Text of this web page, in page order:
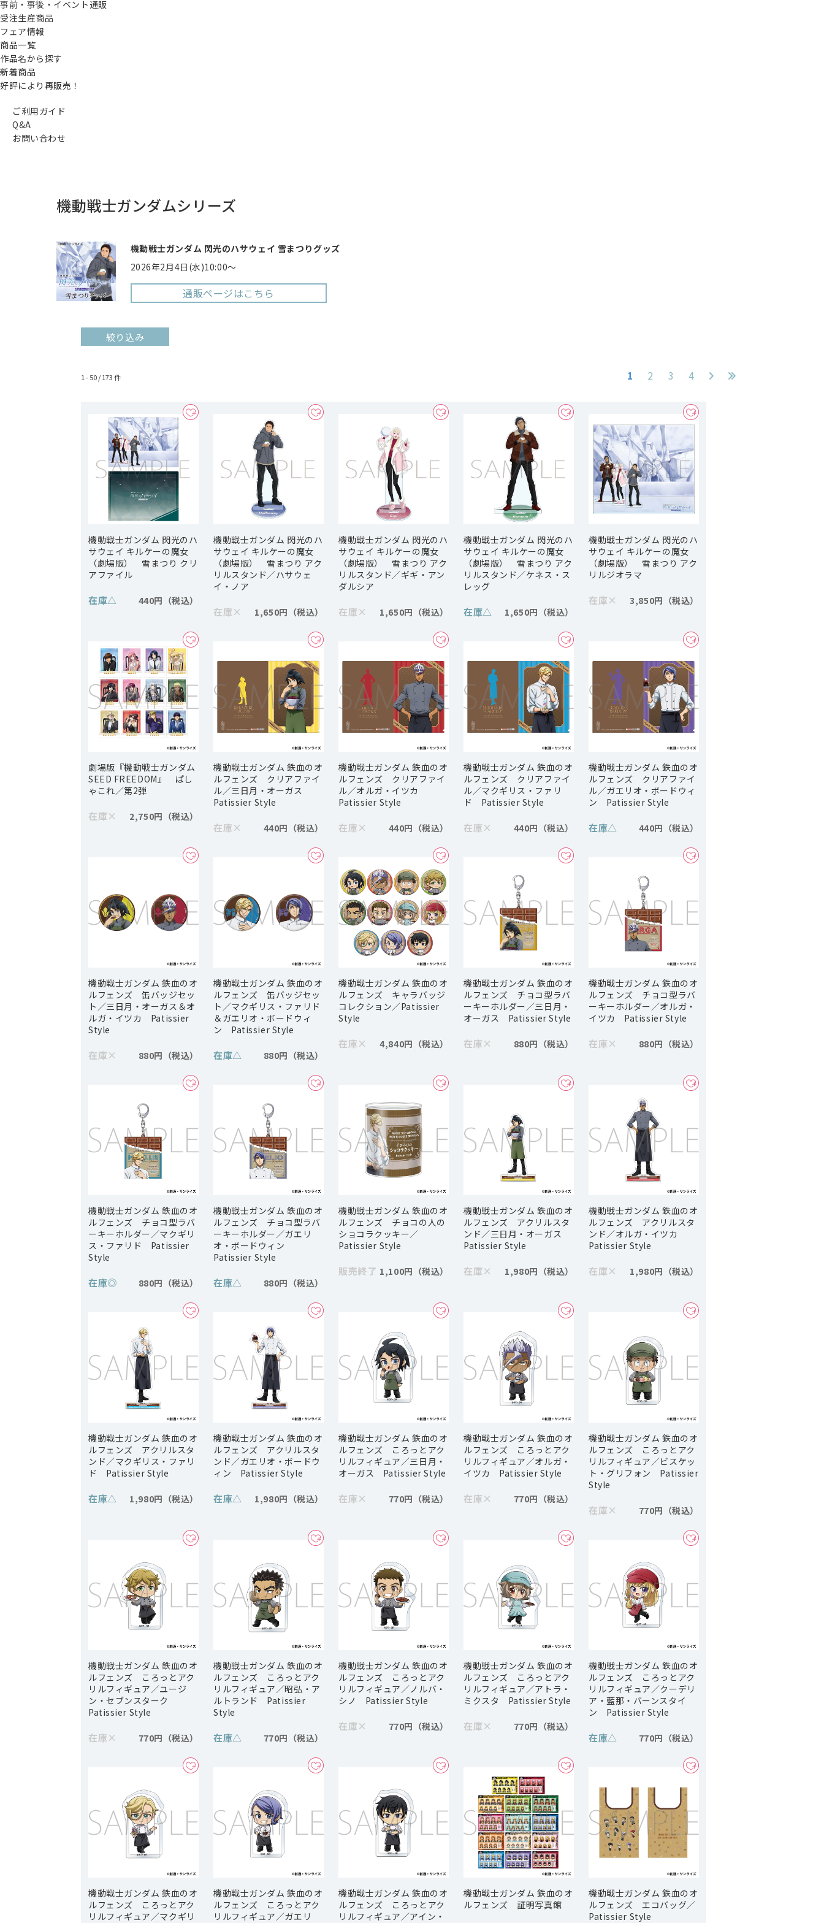
事前・事後・イベント通販
受注生産商品
フェア情報
商品一覧
作品名から探す
新着商品
好評により再販売！
ご利用ガイド
Q&A
お問い合わせ
機動戦士ガンダムシリーズ
機動戦士ガンダム 閃光のハサウェイ 雪まつりグッズ
2026年2月4日(水)10:00～
通販ページはこちら
絞り込み
1 - 50 /173件 1 2 3 4
機動戦士ガンダム 閃光のハ
サウェイ キルケーの魔女
（劇場版） 雪まつり クリ
アファイル
在庫△ 440円
機動戦士ガンダム 閃光のハ
サウェイ キルケーの魔女
（劇場版） 雪まつり アク
リルスタンド／ハサウェ
イ・ノア
在庫× 1,650円
機動戦士ガンダム 閃光のハ
サウェイ キルケーの魔女
（劇場版） 雪まつり アク
リルスタンド／ギギ・アン
ダルシア
在庫× 1,650円
機動戦士ガンダム 閃光のハ
サウェイ キルケーの魔女
（劇場版） 雪まつり アク
リルスタンド／ケネス・ス
レッグ
在庫△ 1,650円
機動戦士ガンダム 閃光のハ
サウェイ キルケーの魔女
（劇場版） 雪まつり アク
リルジオラマ
在庫× 3,850円
劇場版『機動戦士ガンダム
SEED FREEDOM』 ぱし
ゃこれ／第2弾
在庫× 2,750円
機動戦士ガンダム 鉄血のオ
ルフェンズ クリアファイ
ル／三日月・オーガス
Patissier Style
在庫× 440円
機動戦士ガンダム 鉄血のオ
ルフェンズ クリアファイ
ル／オルガ・イツカ
Patissier Style
在庫× 440円
機動戦士ガンダム 鉄血のオ
ルフェンズ クリアファイ
ル／マクギリス・ファリ
ド Patissier Style
在庫× 440円
機動戦士ガンダム 鉄血のオ
ルフェンズ クリアファイ
ル／ガエリオ・ボードウィ
ン Patissier Style
在庫△ 440円
機動戦士ガンダム 鉄血のオ
ルフェンズ 缶バッジセッ
ト／三日月・オーガス＆オ
ルガ・イツカ Patissier
Style
在庫× 880円
機動戦士ガンダム 鉄血のオ
ルフェンズ 缶バッジセッ
ト／マクギリス・ファリド
＆ガエリオ・ボードウィ
ン Patissier Style
在庫△ 880円
機動戦士ガンダム 鉄血のオ
ルフェンズ キャラバッジ
コレクション／Patissier
Style
在庫× 4,840円
機動戦士ガンダム 鉄血のオ
ルフェンズ チョコ型ラバ
ーキーホルダー／三日月・
オーガス Patissier Style
在庫× 880円
機動戦士ガンダム 鉄血のオ
ルフェンズ チョコ型ラバ
ーキーホルダー／オルガ・
イツカ Patissier Style
在庫× 880円
機動戦士ガンダム 鉄血のオ
ルフェンズ チョコ型ラバ
ーキーホルダー／マクギリ
ス・ファリド Patissier
Style
在庫◎ 880円
機動戦士ガンダム 鉄血のオ
ルフェンズ チョコ型ラバ
ーキーホルダー／ガエリ
オ・ボードウィン
Patissier Style
在庫△ 880円
機動戦士ガンダム 鉄血のオ
ルフェンズ チョコの人の
ショコラクッキー／
Patissier Style
販売終了 1,100円
機動戦士ガンダム 鉄血のオ
ルフェンズ アクリルスタ
ンド／三日月・オーガス
Patissier Style
在庫× 1,980円
機動戦士ガンダム 鉄血のオ
ルフェンズ アクリルスタ
ンド／オルガ・イツカ
Patissier Style
在庫× 1,980円
機動戦士ガンダム 鉄血のオ
ルフェンズ アクリルスタ
ンド／マクギリス・ファリ
ド Patissier Style
在庫△ 1,980円
機動戦士ガンダム 鉄血のオ
ルフェンズ アクリルスタ
ンド／ガエリオ・ボードウ
ィン Patissier Style
在庫△ 1,980円
機動戦士ガンダム 鉄血のオ
ルフェンズ ころっとアク
リルフィギュア／三日月・
オーガス Patissier Style
在庫× 770円
機動戦士ガンダム 鉄血のオ
ルフェンズ ころっとアク
リルフィギュア／オルガ・
イツカ Patissier Style
在庫× 770円
機動戦士ガンダム 鉄血のオ
ルフェンズ ころっとアク
リルフィギュア／ビスケッ
ト・グリフォン Patissier
Style
在庫× 770円
機動戦士ガンダム 鉄血のオ
ルフェンズ ころっとアク
リルフィギュア／ユージ
ン・セブンスターク
Patissier Style
在庫× 770円
機動戦士ガンダム 鉄血のオ
ルフェンズ ころっとアク
リルフィギュア／昭弘・ア
ルトランド Patissier
Style
在庫△ 770円
機動戦士ガンダム 鉄血のオ
ルフェンズ ころっとアク
リルフィギュア／ノルバ・
シノ Patissier Style
在庫× 770円
機動戦士ガンダム 鉄血のオ
ルフェンズ ころっとアク
リルフィギュア／アトラ・
ミクスタ Patissier Style
在庫× 770円
機動戦士ガンダム 鉄血のオ
ルフェンズ ころっとアク
リルフィギュア／クーデリ
ア・藍那・バーンスタイ
ン Patissier Style
在庫△ 770円
機動戦士ガンダム 鉄血のオ
ルフェンズ ころっとアク
リルフィギュア／マクギリ
機動戦士ガンダム 鉄血のオ
ルフェンズ ころっとアク
リルフィギュア／ガエリ
機動戦士ガンダム 鉄血のオ
ルフェンズ ころっとアク
リルフィギュア／アイン・
機動戦士ガンダム 鉄血のオ
ルフェンズ 証明写真館
機動戦士ガンダム 鉄血のオ
ルフェンズ エコバッグ／
Patissier Style